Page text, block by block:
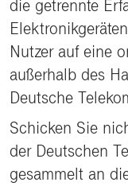
die getrennte
Nutzer auf eine
außerhalb des
Deutsche
Schicken Sie
der Deutschen
gesammelt an